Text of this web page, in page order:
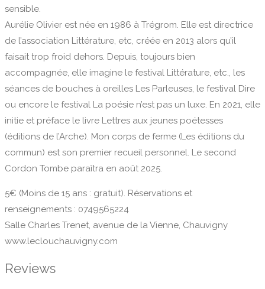
sensible.
Aurélie Olivier est née en 1986 à Trégrom. Elle est directrice
de l’association Littérature, etc, créée en 2013 alors qu’il
faisait trop froid dehors. Depuis, toujours bien
accompagnée, elle imagine le festival Littérature, etc., les
séances de bouches à oreilles Les Parleuses, le festival Dire
ou encore le festival La poésie n’est pas un luxe. En 2021, elle
initie et préface le livre Lettres aux jeunes poétesses
(éditions de l’Arche). Mon corps de ferme (Les éditions du
commun) est son premier recueil personnel. Le second
Cordon Tombe paraîtra en août 2025.
5€ (Moins de 15 ans : gratuit). Réservations et
renseignements : 0749565224
Salle Charles Trenet, avenue de la Vienne, Chauvigny
www.leclouchauvigny.com
Reviews